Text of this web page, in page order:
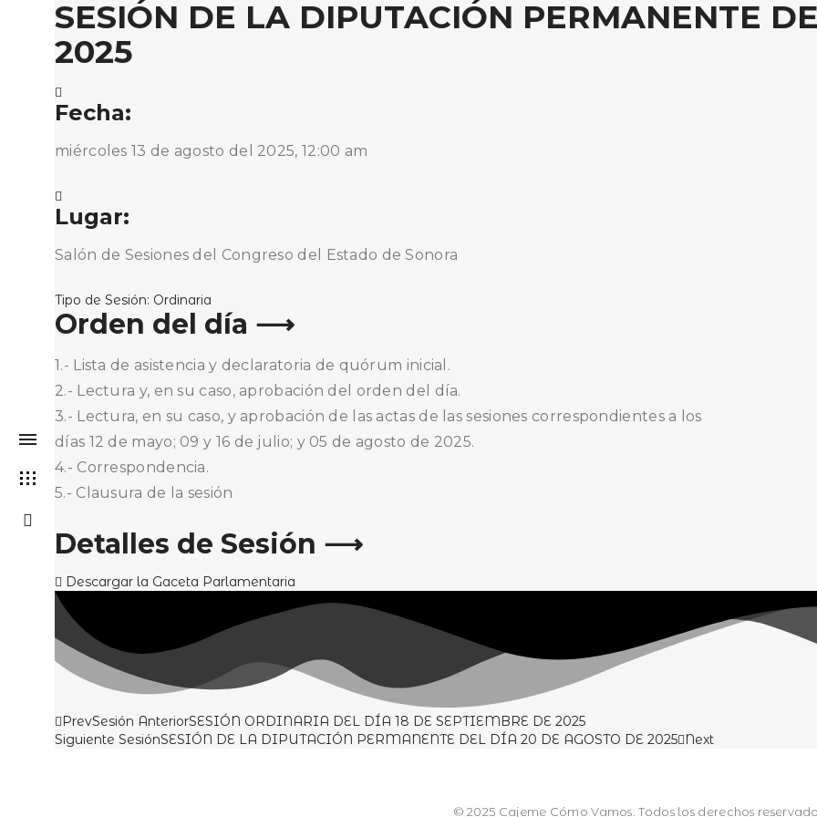
SESIÓN DE LA DIPUTACIÓN PERMANENTE
2025
Fecha:
miércoles 13 de agosto del 2025, 12:00 am
Lugar:
Salón de Sesiones del Congreso del Estado de Sonora
Tipo de Sesión: Ordinaria
Orden del día ⟶
1.- Lista de asistencia y declaratoria de quórum inicial.
2.- Lectura y, en su caso, aprobación del orden del día.
3.- Lectura, en su caso, y aprobación de las actas de las sesiones correspondientes a los
días 12 de mayo; 09 y 16 de julio; y 05 de agosto de 2025.
4.- Correspondencia.
5.- Clausura de la sesión
Detalles de Sesión ⟶
Descargar la Gaceta Parlamentaria
PrevSesión AnteriorSESIÓN ORDINARIA DEL DÍA 18 DE SEPTIEMBRE DE 2025
Siguiente SesiónSESIÓN DE LA DIPUTACIÓN PERMANENTE DEL DÍA 20 DE AGOSTO DE 2025 Next
© 2025 Cajeme Cómo Vamos. Todos los derechos